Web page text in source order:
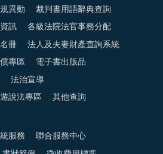
異動 裁判書用語辭典查詢
訊 各級法院法官事務分配
冊 法人及夫妻財產查詢系統
專區 電子書出版品
法治宣導
遊說法專區 其他查詢
服務 聯合服務中心